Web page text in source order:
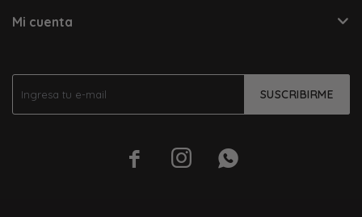
SUSCRIBIRME
  
Mi cuenta